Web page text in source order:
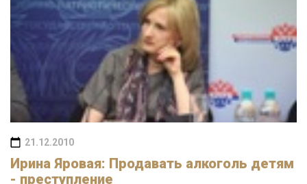
21.12.2010
Ирина Яровая: Продавать алкоголь детям
- преступление